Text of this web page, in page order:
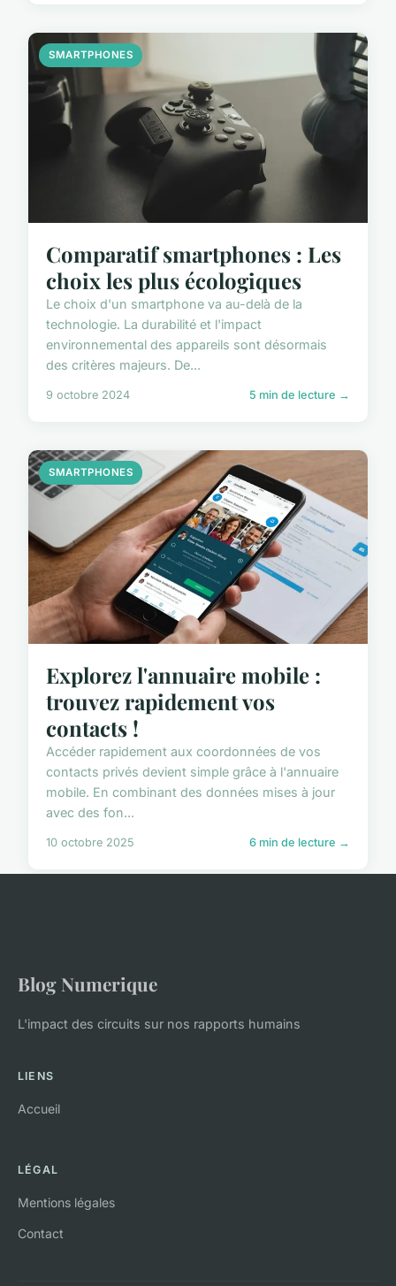
SMARTPHONES
Comparatif smartphones : Les
choix les plus écologiques
Le choix d'un smartphone va au-delà de la
technologie. La durabilité et l'impact
environnemental des appareils sont désormais
des critères majeurs. De...
9 octobre 2024 5 min de lecture →
SMARTPHONES
Explorez l'annuaire mobile :
trouvez rapidement vos
contacts !
Accéder rapidement aux coordonnées de vos
contacts privés devient simple grâce à l'annuaire
mobile. En combinant des données mises à jour
avec des fon...
10 octobre 2025 6 min de lecture →
Blog Numerique
L'impact des circuits sur nos rapports humains
LIENS
Accueil
LÉGAL
Mentions légales
Contact